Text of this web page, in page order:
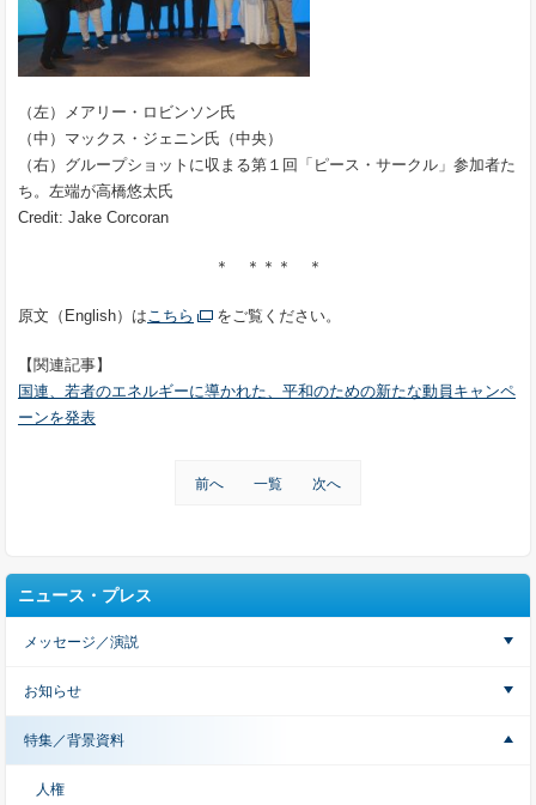
（左）メアリー・ロビンソン氏
（中）マックス・ジェニン氏（中央）
（右）グループショットに収まる第１回「ピース・サークル」参加者た
ち。左端が高橋悠太氏
Credit: Jake Corcoran
＊ ＊＊＊ ＊
原文（English）はこちら をご覧ください。
【関連記事】
国連、若者のエネルギーに導かれた、平和のための新たな動員キャンペ
ーンを発表
前へ 一覧 次へ
ニュース・プレス
メッセージ／演説
お知らせ
特集／背景資料
人権